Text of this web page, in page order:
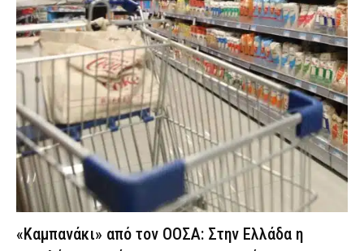
«Καμπανάκι» από τον ΟΟΣΑ: Στην Ελλάδα η